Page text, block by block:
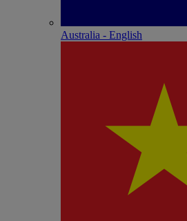
Australia - English